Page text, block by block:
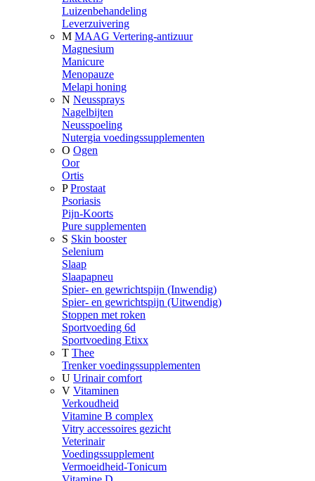
Luizenbehandeling
Leverzuivering
M MAAG Vertering-antizuur
Magnesium
Manicure
Menopauze
Melapi honing
N Neussprays
Nagelbijten
Neusspoeling
Nutergia voedingssupplementen
O Ogen
Oor
Ortis
P Prostaat
Psoriasis
Pijn-Koorts
Pure supplementen
S Skin booster
Selenium
Slaap
Slaapapneu
Spier- en gewrichtspijn (Inwendig)
Spier- en gewrichtspijn (Uitwendig)
Stoppen met roken
Sportvoeding 6d
Sportvoeding Etixx
T Thee
Trenker voedingssupplementen
U Urinair comfort
V Vitaminen
Verkoudheid
Vitamine B complex
Vitry accessoires gezicht
Veterinair
Voedingssupplement
Vermoeidheid-Tonicum